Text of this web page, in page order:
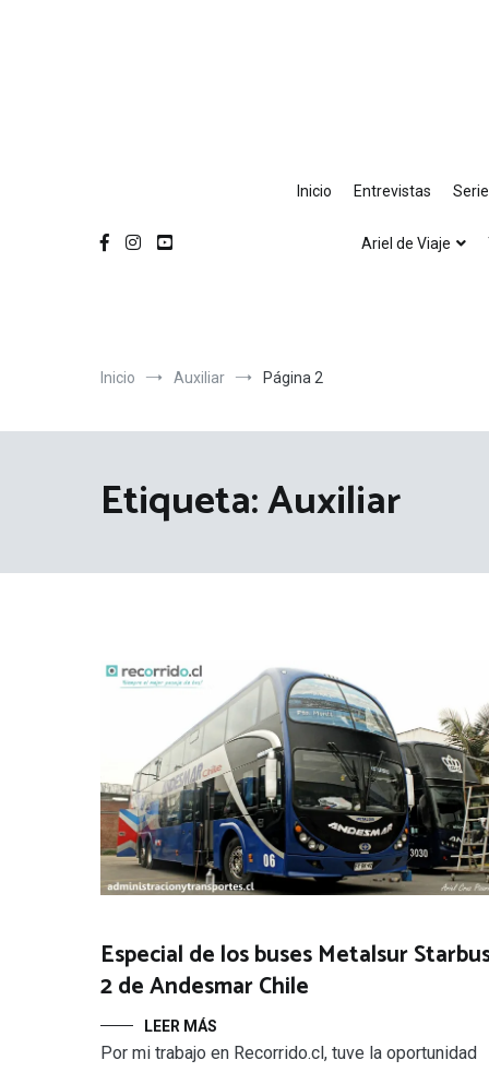
Inicio Entrevistas
Ariel de Viaje
Inicio Auxiliar Página 2
Etiqueta:Auxiliar
Especial de los buses Metalsur
2 de Andesmar Chile
LEER MÁS
Por mi trabajo en Recorrido.cl, tuve la oportunidad